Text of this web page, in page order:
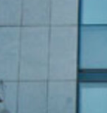
Anmelden